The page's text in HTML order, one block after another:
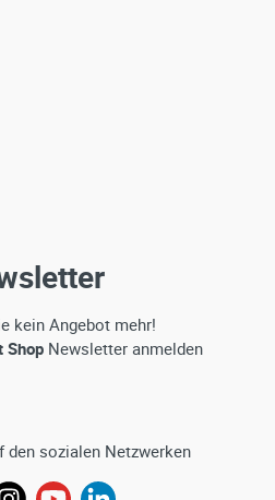
kein Angebot mehr!
Shop Newsletter anmelden
den sozialen Netzwerken